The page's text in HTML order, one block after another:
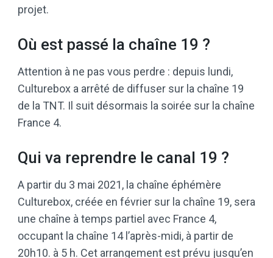
projet.
Où est passé la chaîne 19 ?
Attention à ne pas vous perdre : depuis lundi,
Culturebox a arrêté de diffuser sur la chaîne 19
de la TNT. Il suit désormais la soirée sur la chaîne
France 4.
Qui va reprendre le canal 19 ?
A partir du 3 mai 2021, la chaîne éphémère
Culturebox, créée en février sur la chaîne 19, sera
une chaîne à temps partiel avec France 4,
occupant la chaîne 14 l’après-midi, à partir de
20h10. à 5 h. Cet arrangement est prévu jusqu’en